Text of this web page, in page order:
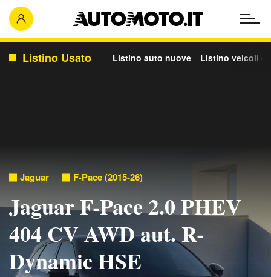
Listino Usato Listino auto nuove Listino veicoli
Jaguar F-Pace (2015-26)
Jaguar F-Pace 2.0 PHEV
404 CV AWD aut. R-
Dynamic HSE